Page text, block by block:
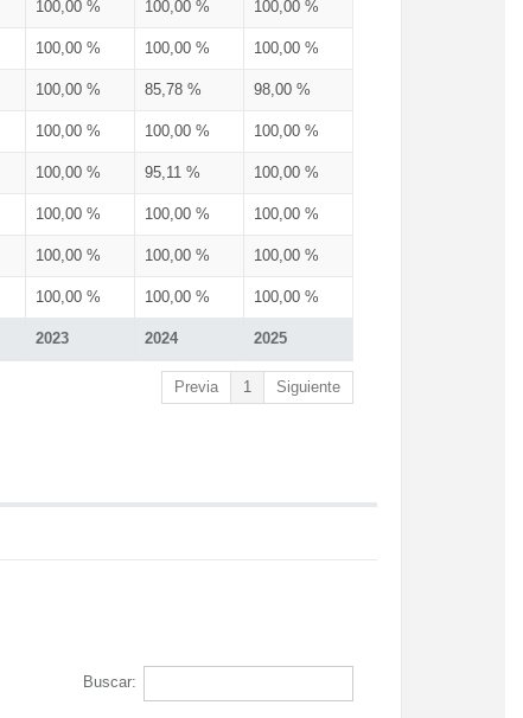
2023 2024 2025
100,00 % 100,00 % 100,00 %
100,00 % 100,00 % 100,00 %
100,00 % 85,78 % 98,00 %
100,00 % 100,00 % 100,00 %
100,00 % 95,11 % 100,00 %
100,00 % 100,00 % 100,00 %
100,00 % 100,00 % 100,00 %
100,00 % 100,00 % 100,00 %
Previa 1 Siguiente
Buscar: